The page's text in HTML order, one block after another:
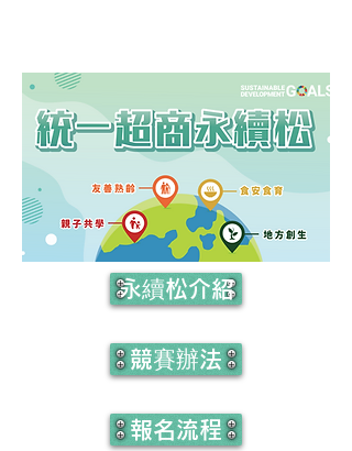
永續松介紹
競賽辦法
報名流程